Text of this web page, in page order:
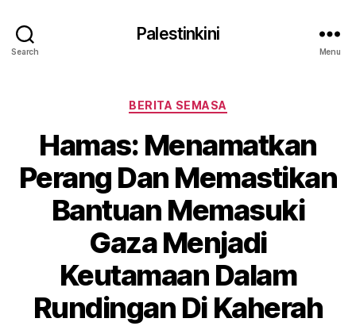
Search
Palestinkini
Menu
Categories
BERITA SEMASA
Hamas: Menamatkan
Perang Dan Memastikan
Bantuan Memasuki
Gaza Menjadi
Keutamaan Dalam
Rundingan Di Kaherah